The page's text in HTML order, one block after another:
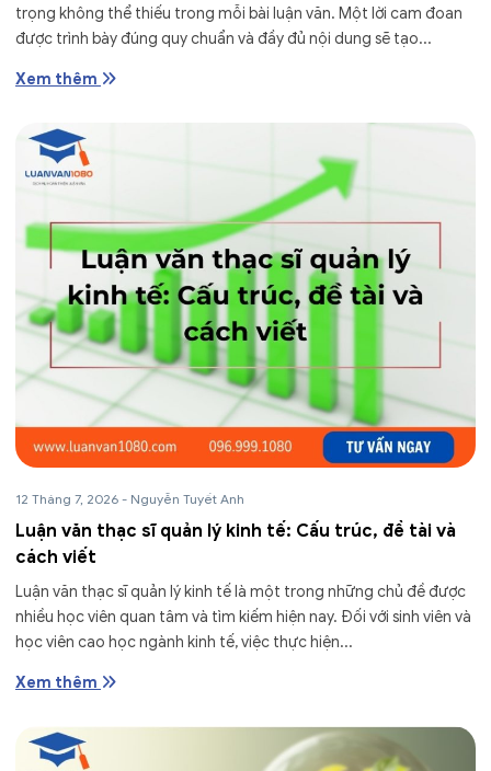
trọng không thể thiếu trong mỗi bài luận văn. Một lời cam đoan
được trình bày đúng quy chuẩn và đầy đủ nội dung sẽ tạo...
Xem thêm
12 Tháng 7, 2026 - Nguyễn Tuyết Anh
Luận văn thạc sĩ quản lý kinh tế: Cấu trúc, đề tài và
cách viết
Luận văn thạc sĩ quản lý kinh tế là một trong những chủ đề được
nhiều học viên quan tâm và tìm kiếm hiện nay. Đối với sinh viên và
học viên cao học ngành kinh tế, việc thực hiện...
Xem thêm